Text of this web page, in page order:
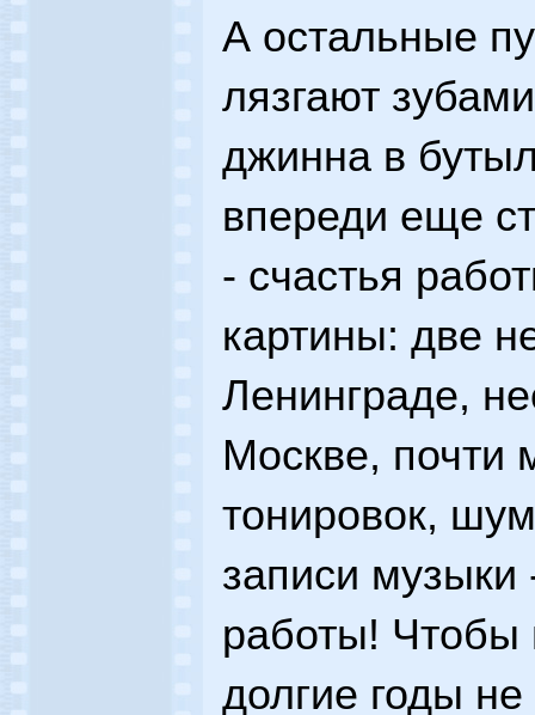
А остальные
лязгают
джинна в
впереди еще
- счастья
картины: две
Ленинграде,
Москве, почти
тонировок,
записи музыки
работы! Чтобы
долгие годы